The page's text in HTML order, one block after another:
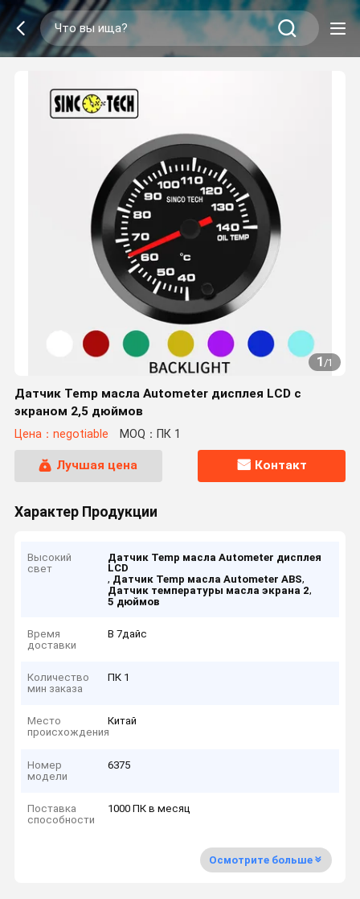
1/1
Датчик Temp масла Autometer дисплея LCD с
экраном 2,5 дюймов
Цена：negotiable MOQ：ПК 1
Лучшая цена Контакт
Характер Продукции
Высокий
свет
Датчик Temp масла Autometer дисплея
LCD
, Датчик Temp масла Autometer ABS,
Датчик температуры масла экрана 2,
5 дюймов
Время
доставки
В 7дайс
Количество
мин заказа
ПК 1
Место
происхождения
Китай
Номер
модели
6375
Поставка
способности
1000 ПК в месяц
Осмотрите больше